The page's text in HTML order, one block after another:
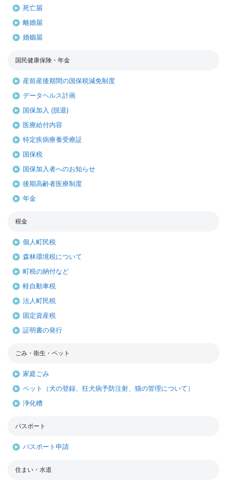
死亡届
離婚届
婚姻届
国民健康保険・年金
産前産後期間の国保税減免制度
データヘルス計画
国保加入 (脱退)
医療給付内容
特定疾病療養受療証
国保税
国保加入者へのお知らせ
後期高齢者医療制度
年金
税金
個人町民税
森林環境税について
町税の納付など
軽自動車税
法人町民税
固定資産税
証明書の発行
ごみ・衛生・ペット
家庭ごみ
ペット（犬の登録、狂犬病予防注射、猫の管理について）
浄化槽
パスポート
パスポート申請
住まい・水道